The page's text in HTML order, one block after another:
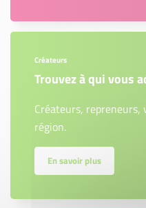
Créateurs
Trouvez à qui vous
Créateurs,
région.
En savoir plus